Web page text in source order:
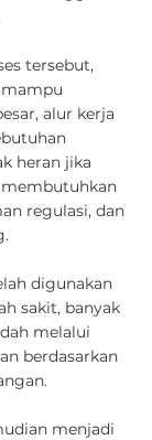
tersebut,
alur kerja
heran jika
membutuhkan
regulasi, dan
digunakan
sakit, banyak
melalui
berdasarkan
menjadi